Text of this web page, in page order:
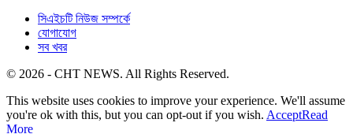
সিএইচটি নিউজ সম্পর্কে
যোগাযোগ
সব খবর
© 2026 - CHT NEWS. All Rights Reserved.
This website uses cookies to improve your experience. We'll assume
you're ok with this, but you can opt-out if you wish. AcceptRead
More